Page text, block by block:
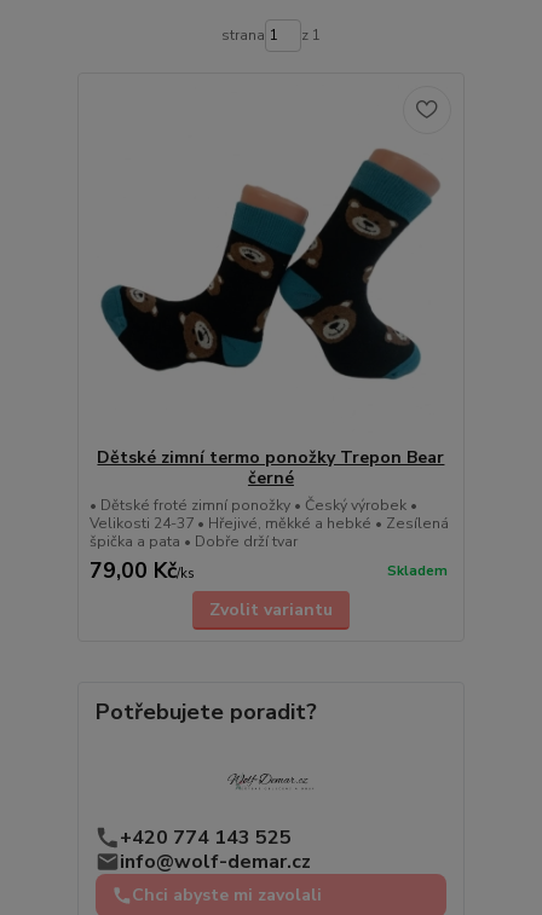
strana z 1
Dětské zimní termo ponožky Trepon Bear
černé
• Dětské froté zimní ponožky • Český výrobek •
Velikosti 24-37 • Hřejivé, měkké a hebké • Zesílená
špička a pata • Dobře drží tvar
79,00 Kč/ks Skladem
Zvolit variantu
Potřebujete poradit?
+420 774 143 525
info@wolf-demar.cz
Chci abyste mi zavolali